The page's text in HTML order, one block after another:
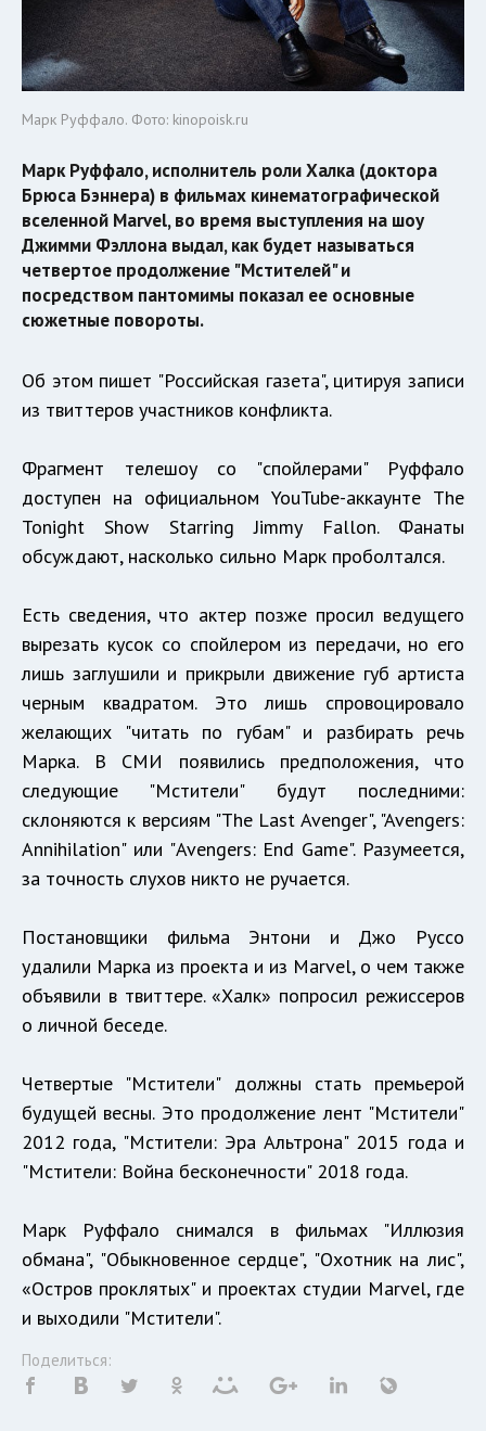
Марк Руффало. Фото: kinopoisk.ru
Марк Руффало, исполнитель роли Халка (доктора
Брюса Бэннера) в фильмах кинематографической
вселенной Marvel, во время выступления на шоу
Джимми Фэллона выдал, как будет называться
четвертое продолжение "Мстителей" и
посредством пантомимы показал ее основные
сюжетные повороты.
Об этом пишет "Российская газета", цитируя записи
из твиттеров участников конфликта.
Фрагмент телешоу со "спойлерами" Руффало
доступен на официальном YouTube-аккаунте The
Tonight Show Starring Jimmy Fallon. Фанаты
обсуждают, насколько сильно Марк проболтался.
Есть сведения, что актер позже просил ведущего
вырезать кусок со спойлером из передачи, но его
лишь заглушили и прикрыли движение губ артиста
черным квадратом. Это лишь спровоцировало
желающих "читать по губам" и разбирать речь
Марка. В СМИ появились предположения, что
следующие "Мстители" будут последними:
склоняются к версиям "The Last Avenger", "Avengers:
Annihilation" или "Avengers: End Game". Разумеется,
за точность слухов никто не ручается.
Постановщики фильма Энтони и Джо Руссо
удалили Марка из проекта и из Marvel, о чем также
объявили в твиттере. «Халк» попросил режиссеров
о личной беседе.
Четвертые "Мстители" должны стать премьерой
будущей весны. Это продолжение лент "Мстители"
2012 года, "Мстители: Эра Альтрона" 2015 года и
"Мстители: Война бесконечности" 2018 года.
Марк Руффало снимался в фильмах "Иллюзия
обмана", "Обыкновенное сердце", "Охотник на лис",
«Остров проклятых" и проектах студии Marvel, где
и выходили "Мстители".
Поделиться: